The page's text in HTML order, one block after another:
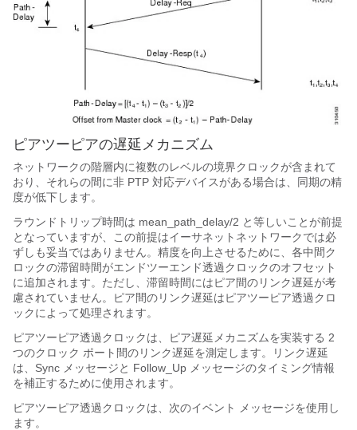
ピアツーピアの遅延メカニズム
ネットワークの階層内に複数のレベルの境界クロックが含まれて
おり、それらの間に非 PTP 対応デバイスがある場合は、同期の精
度が低下します。
ラウンドトリップ時間は mean_path_delay/2 と等しいことが前提
となっていますが、この前提はイーサネットネットワークでは必
ずしも妥当ではありません。精度を向上させるために、各中間ク
ロックの滞留時間がエンドツーエンド透過クロックのオフセット
に追加されます。ただし、滞留時間にはピア間のリンク遅延が考
慮されていません。ピア間のリンク遅延はピアツーピア透過クロ
ックによって処理されます。
ピアツーピア透過クロックは、ピア遅延メカニズムを実装する 2
つのクロック ポート間のリンク遅延を測定します。リンク遅延
は、Sync メッセージと Follow_Up メッセージのタイミング情報
を補正するために使用されます。
ピアツーピア透過クロックは、次のイベント メッセージを使用し
ます。